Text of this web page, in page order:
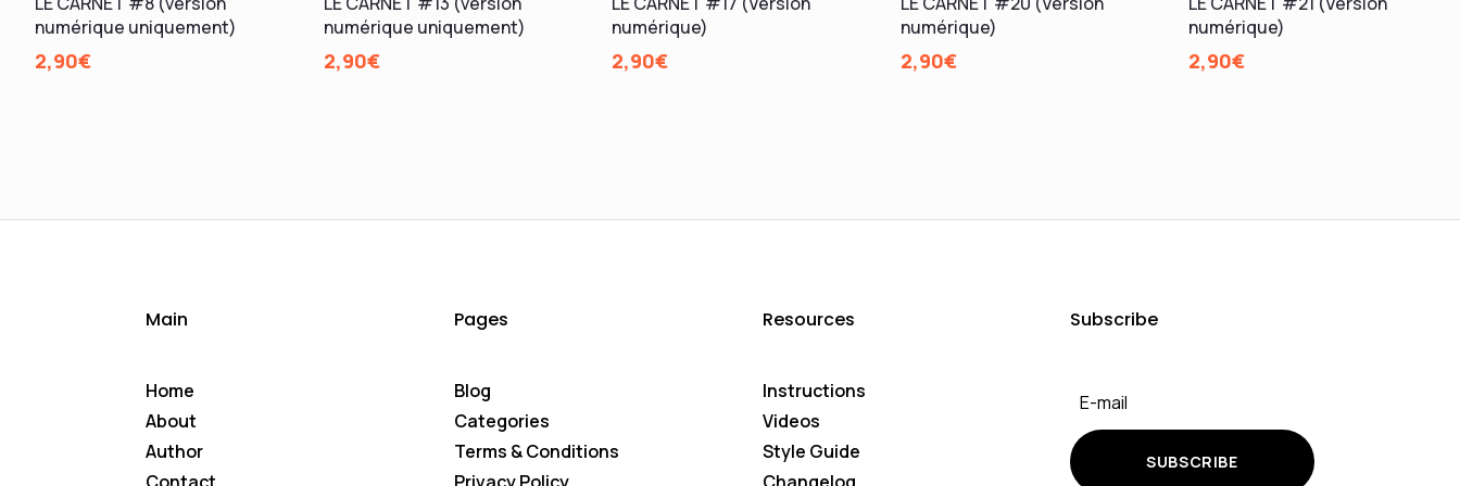
numérique uniquement)
2,90€
numérique uniquement)
2,90€
numérique)
2,90€
numérique)
2,90€
numérique)
2,90€
Main
Home
About
Author
Contact
Pages
Blog
Categories
Terms & Conditions
Privacy Policy
Resources
Instructions
Videos
Style Guide
Changelog
Subscribe
SUBSCRIBE